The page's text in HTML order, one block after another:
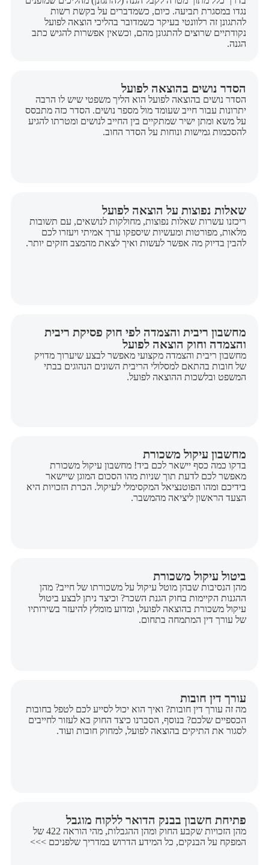
נגדו במסגרת תביעה. כיום, כשמדברים על בקשת רשות
להתגונן זה רלוונטי בעיקר כשמדובר בהליכי הוצאה לפועל
נקודתיים שרוצים להתגונן מהם, וכשאין אפשרות להגיש כתב
הגנה.
הסדר נושים בהוצאה לפועל
הסדר נושים בהוצאה לפועל הוא הליך משפטי שיש לו הרבה
יתרונות עבור חייב שעומד מול מספר נושים. הסדר כזה מתבסס
על משא ומתן ישיר שמתקיים בין החייב לנושים ומטרתו להגיע
להסכמות גמישות ונוחות על הסדר החוב.
שאלות נפוצות על הוצאה לפועל
ריכזנו עשרות שאלות נפוצות, מחולקות לנושאים, עם תשובות
מלאות, מפורטות ומעשיות שיספקו ערך אמיתי ויעזרו לכם
להבין בדיוק מה אפשר לעשות ואיך לצאת מהמצב חזקים יותר.
מחשבון ריבית והצמדה לפי חוק פסיקת ריבית
והצמדה וחוק הוצאה לפועל
מחשבון ריבית והצמדה מקצועי מאפשר לבצע שיערוך מדויק
של חובות בהתאם למסלולי הריבית השונים הנהוגים בבתי
המשפט ובלשכות ההוצאה לפועל.
מחשבון עיקול משכורת
בדקו כמה כסף יישאר לכם ביד! מחשבון עיקול משכורת
מאפשר לכם לדעת תוך שניות מהו הסכום המוגן שיישאר
בידיכם ומהו הפוטנציאל המקסימלי לעיקול. הכרת הזכויות היא
הצעד הראשון ליציאה מהמשבר.
ביטול עיקול משכורת
מהן הנסיבות שבהן מוטל עיקול על משכורתו של חייב? מהן
ההגנות הקיימות בחוק הגנת השכר? וכיצד ניתן לבצע ביטול
עיקול משכורת בהוצאה לפועל, ומדוע מומלץ להיעזר בשירותיו
של עורך דין המתמחה בתחום.
עורך דין חובות
מה זה עורך דין חובות? ואיך הוא יכול לסייע לכם לטפל בחובות
הכספיים שלכם? בנוסף, הסברנו כיצד החוק בא לעזור לחייבים
לסגור את התיקים בהוצאה לפועל, למחוק חובות ועוד.
פתיחת חשבון בבנק הדואר ללקוח מוגבל
מהן הזכויות שקבע החוק ומהן ההגבלות, מהי הוראה 422 של
המפקח על הבנקים, כל המידע הדרוש במדריך שלפניכם >>>